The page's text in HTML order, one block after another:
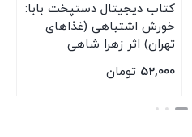
کتاب دیجیتال دستپخت بابا:
خورش اشتباهی (غذاهای
تهران) اثر زهرا شاهی
انتشارات سیمای شرق
52,000 تومان
بستن